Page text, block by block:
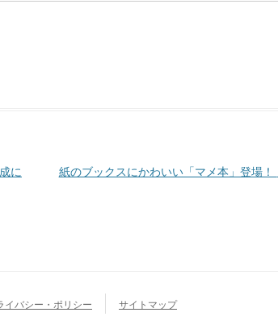
に
紙のブックスにかわいい「マメ本」登場！
イバシー・ポリシー サイトマップ